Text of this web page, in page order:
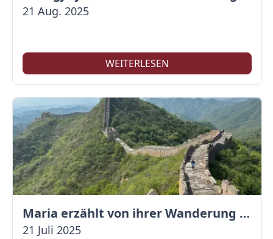
21 Aug. 2025
WEITERLESEN
Maria erzählt von ihrer Wanderung auf der Großen Mauer
21 Juli 2025